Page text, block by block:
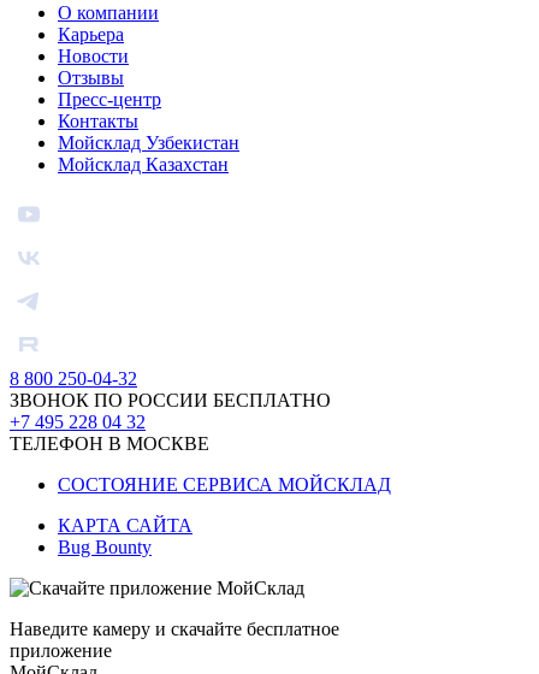
О компании
Карьера
Новости
Отзывы
Пресс-центр
Контакты
Мойсклад Узбекистан
Мойсклад Казахстан
8 800 250-04-32
ЗВОНОК ПО РОССИИ БЕСПЛАТНО
+7 495 228 04 32
ТЕЛЕФОН В МОСКВЕ
СОСТОЯНИЕ СЕРВИСА МОЙСКЛАД
КАРТА САЙТА
Bug Bounty
Наведите камеру и скачайте бесплатное
приложение